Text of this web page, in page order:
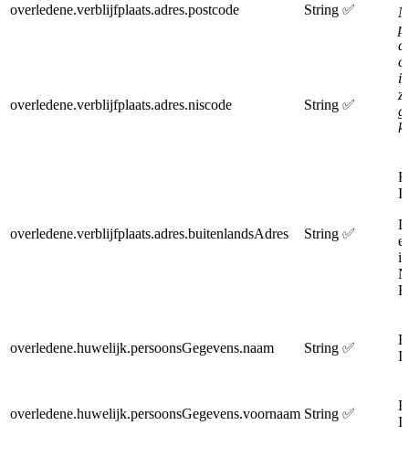
overledene.verblijfplaats.adres.postcode String ✅
overledene.verblijfplaats.adres.niscode String ✅
overledene.verblijfplaats.adres.buitenlandsAdres String ✅
overledene.huwelijk.persoonsGegevens.naam String ✅
overledene.huwelijk.persoonsGegevens.voornaam String ✅